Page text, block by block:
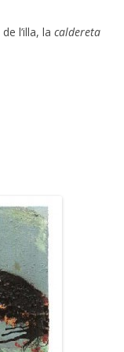
l’illa, la caldereta